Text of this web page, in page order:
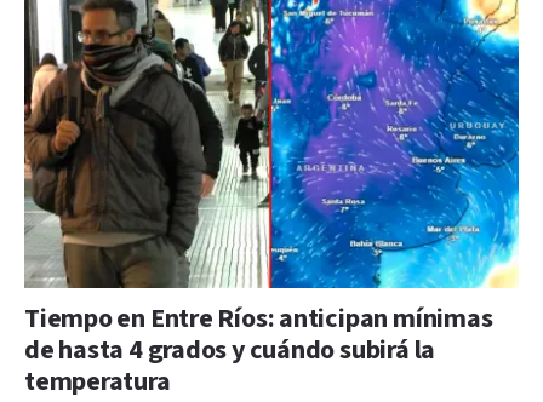
Tiempo en Entre Ríos: anticipan mínimas
de hasta 4 grados y cuándo subirá la
temperatura